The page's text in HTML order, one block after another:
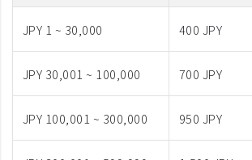
JPY 1 ~ 30,000 400 JPY
JPY 30,001 ~ 100,000 700 JPY
JPY 100,001 ~ 300,000 950 JPY